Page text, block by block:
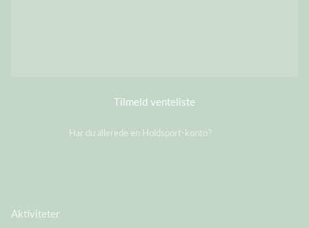
Tilmeld venteliste
Har du allerede en Holdsport-konto?
Aktiviteter